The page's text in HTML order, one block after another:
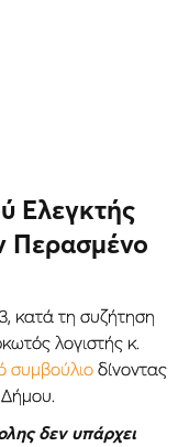
Ελεγκτής
Περασμένο
κατά τη συζήτηση
λογιστής κ.
συμβούλιο δίνοντας
Δήμου.
δεν υπάρχει